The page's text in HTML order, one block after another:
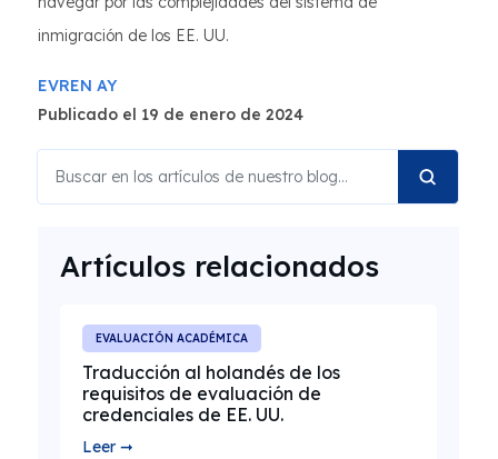
inmigración de los EE. UU.
EVREN AY
Publicado el 19 de enero de 2024
Artículos relacionados
EVALUACIÓN ACADÉMICA
Traducción al holandés de los
requisitos de evaluación de
credenciales de EE. UU.
Leer ➞